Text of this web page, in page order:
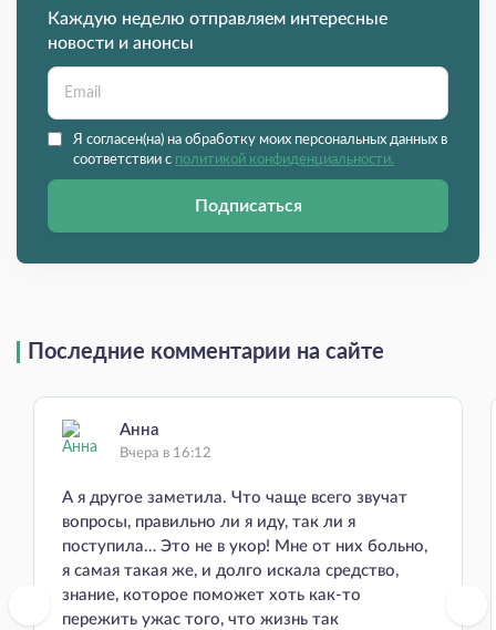
Каждую неделю отправляем интересные
новости и анонсы
Я согласен(на) на обработку моих персональных данных в
соответствии с политикой конфиденциальности.
Подписаться
Последние комментарии на сайте
Анна
Вчера в 16:12
А я другое заметила. Что чаще всего звучат
вопросы, правильно ли я иду, так ли я
поступила… Это не в укор! Мне от них больно,
я самая такая же, и долго искала средство,
знание, которое поможет хоть как-то
пережить ужас того, что жизнь так